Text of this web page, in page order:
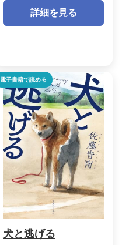
詳細を見る
電子書籍で読める
犬と逃げる